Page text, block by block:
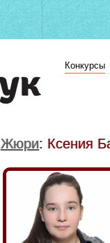
Конкурсы
Жюри: Ксения